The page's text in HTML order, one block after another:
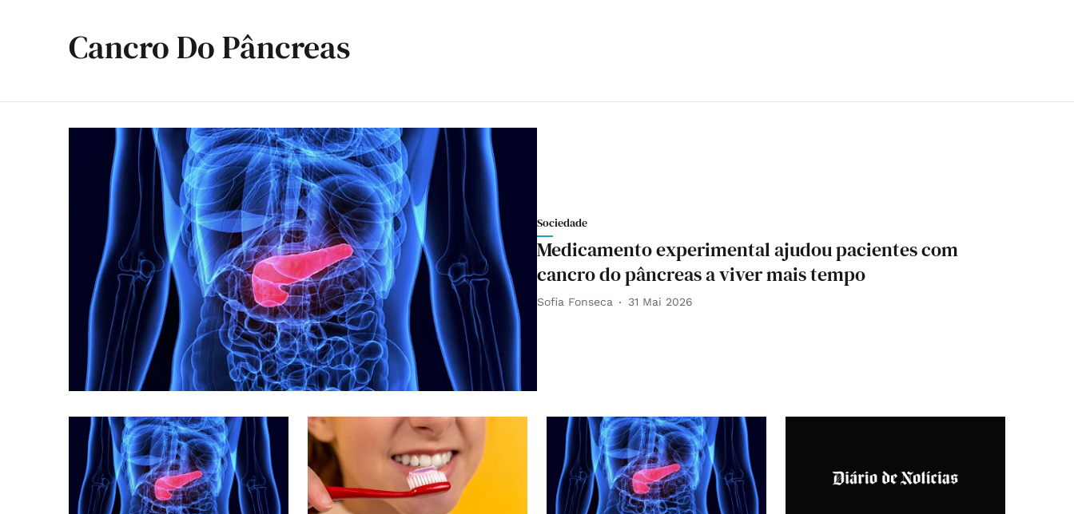
Cancro Do Pâncreas
Sociedade
Medicamento experimental ajudou pacientes com
cancro do pâncreas a viver mais tempo
Sofia Fonseca 31 Mai 2026